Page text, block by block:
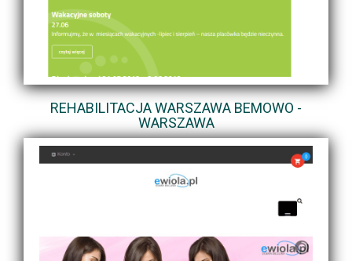
REHABILITACJA WARSZAWA BEMOWO -
WARSZAWA